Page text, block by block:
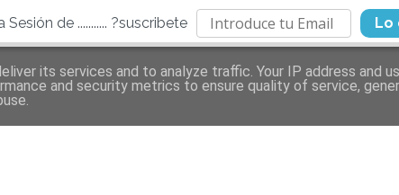
de ........... ?suscribete Lo
its services and to analyze traffic. Your IP address and
and security metrics to ensure quality of service,